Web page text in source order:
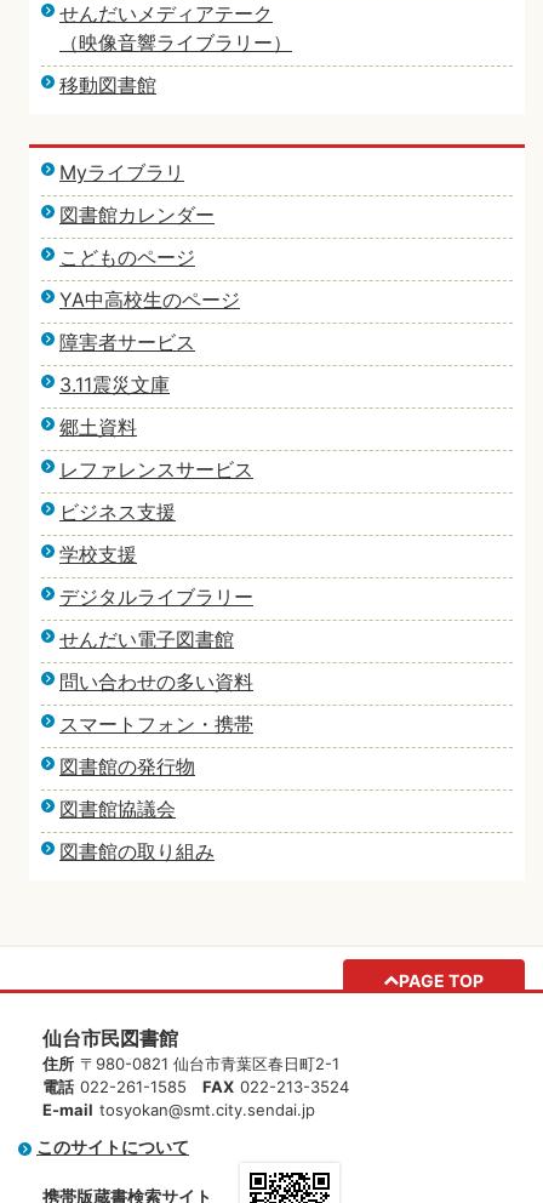
せんだいメディアテーク
（映像音響ライブラリー）
移動図書館
Myライブラリ
図書館カレンダー
こどものページ
YA中高校生のページ
障害者サービス
3.11震災文庫
郷土資料
レファレンスサービス
ビジネス支援
学校支援
デジタルライブラリー
せんだい電子図書館
問い合わせの多い資料
スマートフォン・携帯
図書館の発行物
図書館協議会
図書館の取り組み
PAGE TOP
仙台市民図書館
住所 〒980-0821 仙台市青葉区春日町2-1
電話 022-261-1585 FAX 022-213-3524
E-mail tosyokan@smt.city.sendai.jp
このサイトについて
携帯版蔵書検索サイト